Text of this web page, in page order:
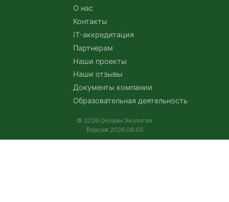
О нас
Контакты
IT-аккредитация
Партнерам
Наши проекты
Наши отзывы
Документы компании
Образовательная деятельность
© 2026 Онлайн Экология
Версия 2026.08.05